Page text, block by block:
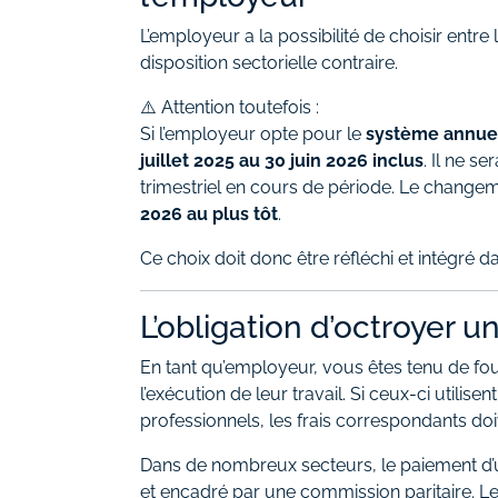
L’employeur a la possibilité de choisir
disposition sectorielle contraire.
⚠️ Attention toutefois :
Si l’employeur opte pour le système
juillet 2025 au 30 juin 2026 inclus. Il ne
trimestriel en cours de période. Le
2026 au plus tôt.
Ce choix doit donc être réfléchi et intégré
L’obligation d’octroyer
En tant qu’employeur, vous êtes tenu de
l’exécution de leur travail. Si ceux-ci
professionnels, les frais correspondants
Dans de nombreux secteurs, le paiement
et encadré par une commission paritaire.